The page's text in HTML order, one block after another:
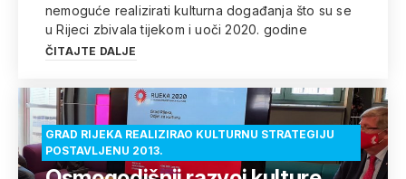
nemoguće realizirati kulturna događanja što su se
u Rijeci zbivala tijekom i uoči 2020. godine
ČITAJTE DALJE
GRAD RIJEKA REALIZIRAO KULTURNU STRATEGIJU
POSTAVLJENU 2013.